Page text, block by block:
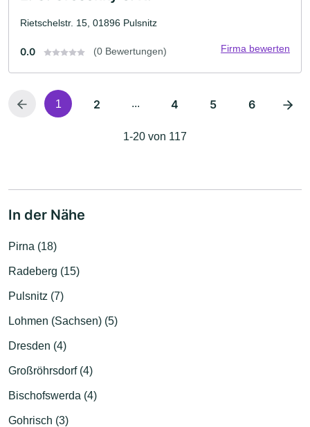
Rietschelstr. 15, 01896 Pulsnitz
0.0 (0 Bewertungen) Firma bewerten
1 2 ... 4 5 6
1-20 von 117
In der Nähe
Pirna (18)
Radeberg (15)
Pulsnitz (7)
Lohmen (Sachsen) (5)
Dresden (4)
Großröhrsdorf (4)
Bischofswerda (4)
Gohrisch (3)